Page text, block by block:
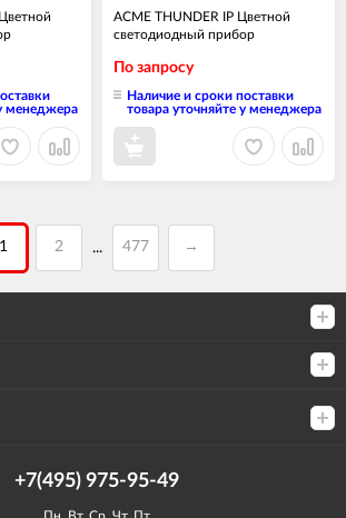
менеджера
ACME THUNDER IP Цветной
светодиодный прибор
По запросу
Наличие и сроки поставки
товара уточняйте у менеджера
1 2 ... 477 →
+7(495) 975-95-49